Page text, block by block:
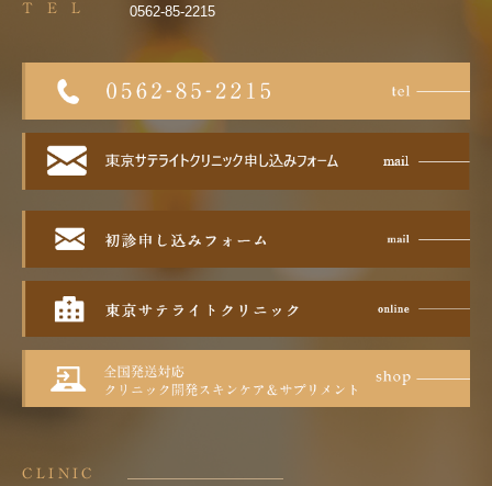
T E L 0562-85-2215
CLINIC